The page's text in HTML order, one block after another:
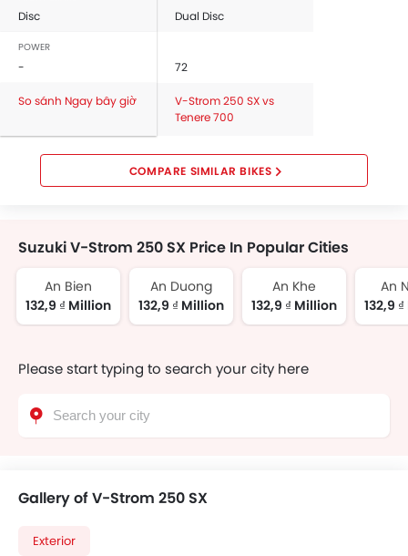
Disc Dual Disc
POWER
- 72
So sánh Ngay bây giờ
V-Strom 250 SX vs
Tenere 700
COMPARE SIMILAR BIKES
Suzuki V-Strom 250 SX Price In Popular Cities
An Bien
132,9 ₫ Million
An Duong
132,9 ₫ Million
An Khe
132,9 ₫ Million
An
132,9
Please start typing to search your city here
Gallery of V-Strom 250 SX
Exterior